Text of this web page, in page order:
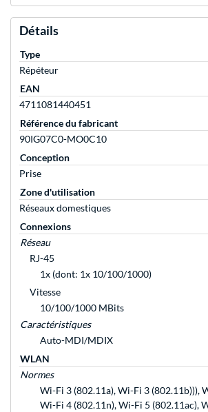
Détails
Type
Répéteur
EAN
4711081440451
Référence du fabricant
90IG07C0-MO0C10
Conception
Prise
Zone d'utilisation
Réseaux domestiques
Connexions
Réseau
RJ-45
1x (dont: 1x 10/100/1000)
Vitesse
10/100/1000 MBits
Caractéristiques
Auto-MDI/MDIX
WLAN
Normes
Wi-Fi 3 (802.11a), Wi-Fi 3 (802.11b))),
Wi-Fi 4 (802.11n), Wi-Fi 5 (802.11ac),